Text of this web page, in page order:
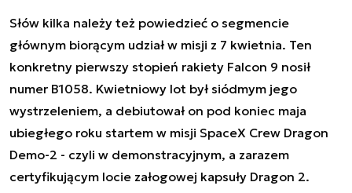
Słów kilka należy też powiedzieć o segmencie
głównym biorącym udział w misji z 7 kwietnia. Ten
konkretny pierwszy stopień rakiety Falcon 9 nosił
numer B1058. Kwietniowy lot był siódmym jego
wystrzeleniem, a debiutował on pod koniec maja
ubiegłego roku startem w misji SpaceX Crew Dragon
Demo-2 - czyli w demonstracyjnym, a zarazem
certyfikującym locie załogowej kapsuły Dragon 2.